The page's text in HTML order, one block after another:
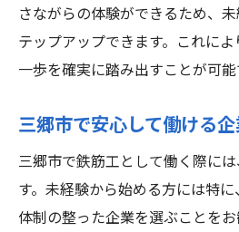
さながらの体験ができるため、
テップアップできます。これに
一歩を確実に踏み出すことが可能
三郷市で安心して働ける
三郷市で鉄筋工として働く際に
す。未経験から始める方には特
体制の整った企業を選ぶことを